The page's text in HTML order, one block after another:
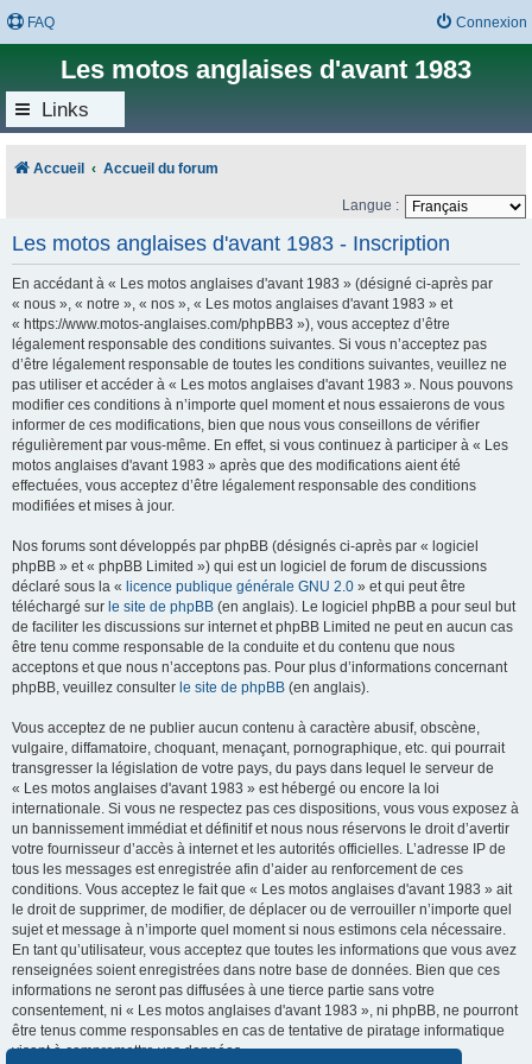
FAQ Connexion
Les motos anglaises d'avant 1983
Links
Accueil Accueil du forum
Langue :
Les motos anglaises d'avant 1983 - Inscription
En accédant à « Les motos anglaises d'avant 1983 » (désigné ci-après par
« nous », « notre », « nos », « Les motos anglaises d'avant 1983 » et
« https://www.motos-anglaises.com/phpBB3 »), vous acceptez d’être
légalement responsable des conditions suivantes. Si vous n’acceptez pas
d’être légalement responsable de toutes les conditions suivantes, veuillez ne
pas utiliser et accéder à « Les motos anglaises d'avant 1983 ». Nous pouvons
modifier ces conditions à n’importe quel moment et nous essaierons de vous
informer de ces modifications, bien que nous vous conseillons de vérifier
régulièrement par vous-même. En effet, si vous continuez à participer à « Les
motos anglaises d'avant 1983 » après que des modifications aient été
effectuées, vous acceptez d’être légalement responsable des conditions
modifiées et mises à jour.
Nos forums sont développés par phpBB (désignés ci-après par « logiciel
phpBB » et « phpBB Limited ») qui est un logiciel de forum de discussions
déclaré sous la « licence publique générale GNU 2.0 » et qui peut être
téléchargé sur le site de phpBB (en anglais). Le logiciel phpBB a pour seul but
de faciliter les discussions sur internet et phpBB Limited ne peut en aucun cas
être tenu comme responsable de la conduite et du contenu que nous
acceptons et que nous n’acceptons pas. Pour plus d’informations concernant
phpBB, veuillez consulter le site de phpBB (en anglais).
Vous acceptez de ne publier aucun contenu à caractère abusif, obscène,
vulgaire, diffamatoire, choquant, menaçant, pornographique, etc. qui pourrait
transgresser la législation de votre pays, du pays dans lequel le serveur de
« Les motos anglaises d'avant 1983 » est hébergé ou encore la loi
internationale. Si vous ne respectez pas ces dispositions, vous vous exposez à
un bannissement immédiat et définitif et nous nous réservons le droit d’avertir
votre fournisseur d’accès à internet et les autorités officielles. L’adresse IP de
tous les messages est enregistrée afin d’aider au renforcement de ces
conditions. Vous acceptez le fait que « Les motos anglaises d'avant 1983 » ait
le droit de supprimer, de modifier, de déplacer ou de verrouiller n’importe quel
sujet et message à n’importe quel moment si nous estimons cela nécessaire.
En tant qu’utilisateur, vous acceptez que toutes les informations que vous avez
renseignées soient enregistrées dans notre base de données. Bien que ces
informations ne seront pas diffusées à une tierce partie sans votre
consentement, ni « Les motos anglaises d'avant 1983 », ni phpBB, ne pourront
être tenus comme responsables en cas de tentative de piratage informatique
visant à compromettre vos données.